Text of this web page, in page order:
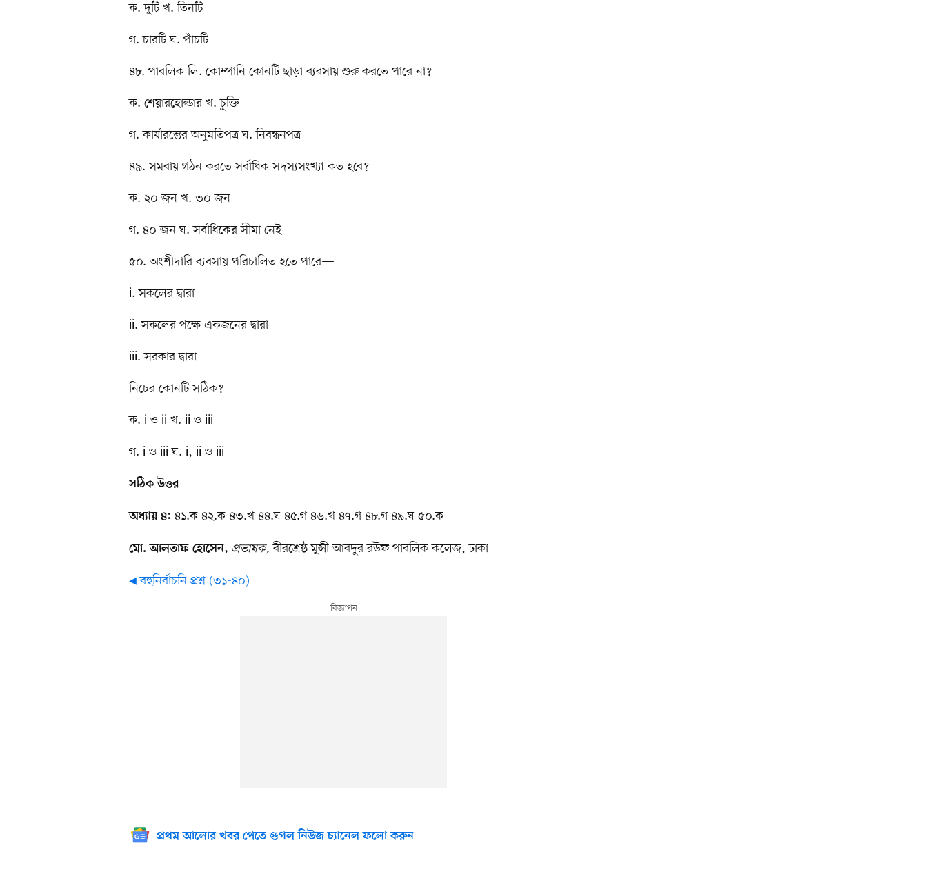
ক. দুটি খ. তিনটি
গ. চারটি ঘ. পাঁচটি
৪৮. পাবলিক লি. কোম্পানি কোনটি ছাড়া ব্যবসায় শুরু করতে পারে না?
ক. শেয়ারহোল্ডার খ. চুক্তি
গ. কার্যারম্ভের অনুমতিপত্র ঘ. নিবন্ধনপত্র
৪৯. সমবায় গঠন করতে সর্বাধিক সদস্যসংখ্যা কত হবে?
ক. ২০ জন খ. ৩০ জন
গ. ৪০ জন ঘ. সর্বাধিকের সীমা নেই
৫০. অংশীদারি ব্যবসায় পরিচালিত হতে পারে—
i. সকলের দ্বারা
ii. সকলের পক্ষে একজনের দ্বারা
iii. সরকার দ্বারা
নিচের কোনটি সঠিক?
ক. i ও ii খ. ii ও iii
গ. i ও iii ঘ. i, ii ও iii
সঠিক উত্তর
অধ্যায় ৪: ৪১.ক ৪২.ক ৪৩.খ ৪৪.ঘ ৪৫.গ ৪৬.খ ৪৭.গ ৪৮.গ ৪৯.ঘ ৫০.ক
মো. আলতাফ হোসেন, প্রভাষক,বীরশ্রেষ্ঠ মুন্সী আবদুর রউফ পাবলিক কলেজ, ঢাকা
◀ বহুনির্বাচনি প্রশ্ন (৩১-৪০)
প্রথম আলোর খবর পেতে গুগল নিউজ চ্যানেল ফলো করুন